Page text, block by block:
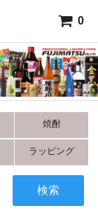
0
焼酎
ラッピング
検索